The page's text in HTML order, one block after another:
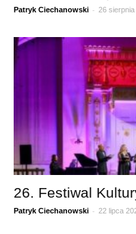
Patryk Ciechanowski - 26
26. Festiwal
Patryk Ciechanowski - 22 lipca